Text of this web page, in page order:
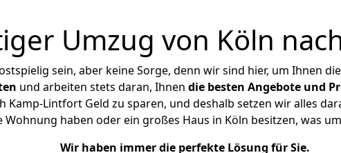
Umzug von Köln
sein, aber keine Sorge, denn wir sind hier, um Ihnen die
und arbeiten stets daran, Ihnen die besten Angebote und
Kamp-Lintfort Geld zu sparen, und deshalb setzen wir alles
Wohnung haben oder ein großes Haus in Köln besitzen, was
Wir haben immer die perfekte Lösung für Sie.